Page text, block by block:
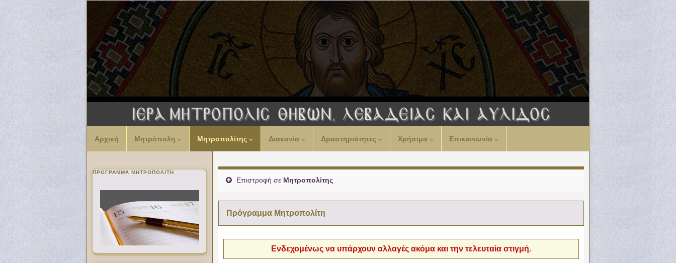
Αρχική Μητρόπολη Μητροπολίτης Διακονία Δραστηριότητες Χρήσιμα Επικοινωνία
Επιστροφή σε Μητροπολίτης
Πρόγραμμα Μητροπολίτη
Ενδεχομένως να υπάρχουν αλλαγές ακόμα και την τελευταία στιγμή.
ΠΡΌΓΡΑΜΜΑ ΜΗΤΡΟΠΟΛΊΤΗ